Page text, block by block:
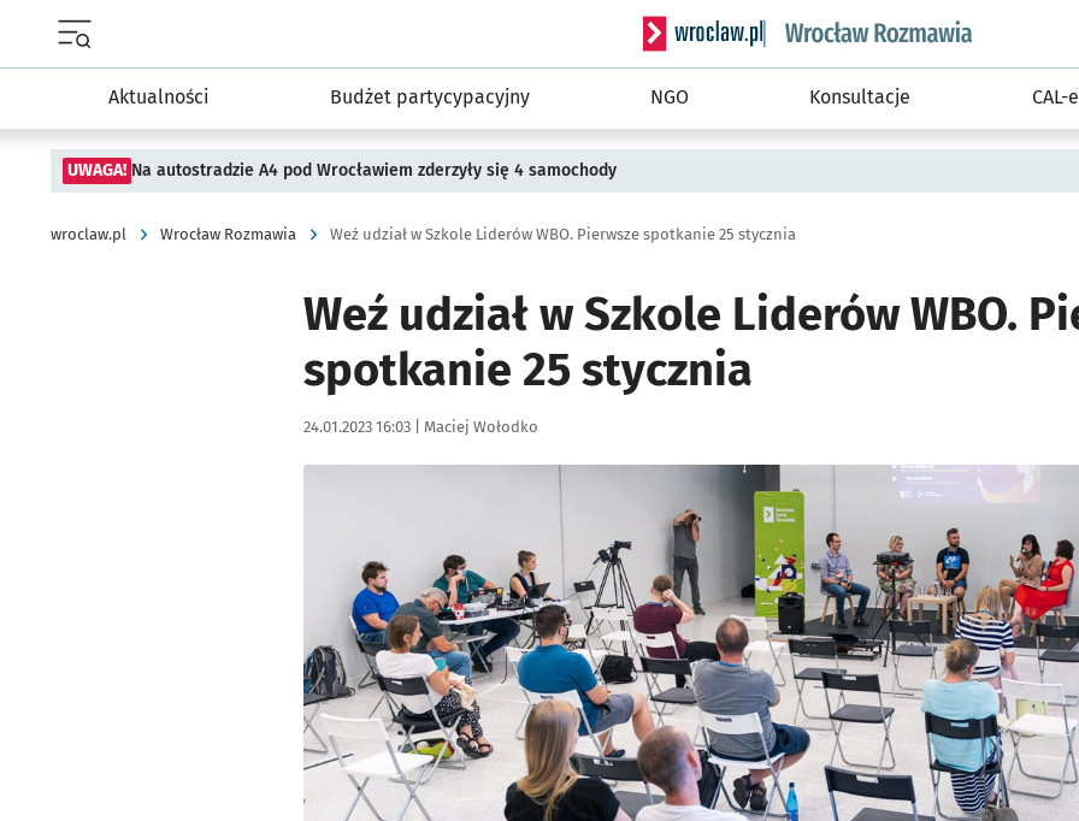
Serwis informacyjny wroclaw.pl podserwis:
Aktualności Budżet partycypacyjny NGO Konsultacje CAL-e
UWAGA! Na autostradzie A4 pod Wrocławiem zderzyły się 4 samochody
wroclaw.pl Wrocław Rozmawia Weź udział w Szkole Liderów WBO. Pierwsze spotkanie 25 stycznia
Weź udział w Szkole Liderów WBO.
spotkanie 25 stycznia
Data publikacji:
24.01.2023 16:03 | Autor:
Maciej Wołodko